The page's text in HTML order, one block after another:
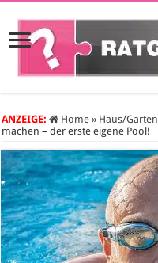
ANZEIGE: Home » Haus/Garten
machen – der erste eigene Pool!